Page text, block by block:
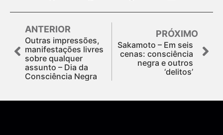
ANTERIOR
Outras impressões,
manifestações livres
sobre qualquer
assunto – Dia da
Consciência Negra
PRÓXIMO
Sakamoto – Em seis
cenas: consciência
negra e outros
‘delitos’